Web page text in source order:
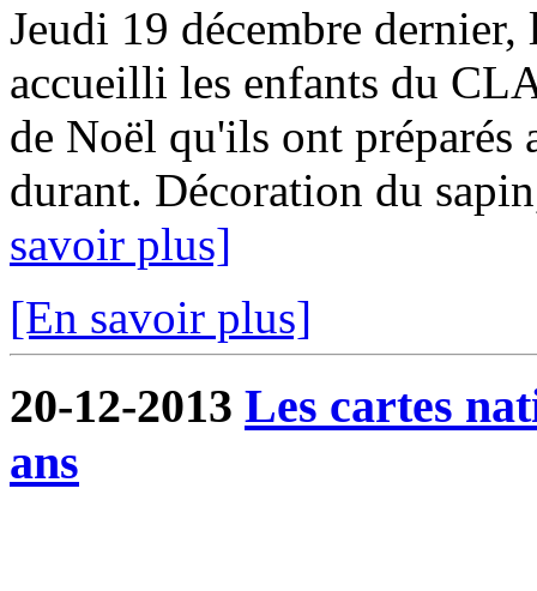
Jeudi 19 décembre
accueilli les enfants du
de Noël qu'ils ont préparés
durant. Décoration du
savoir plus]
[En savoir plus]
20-12-2013 Les cartes
ans